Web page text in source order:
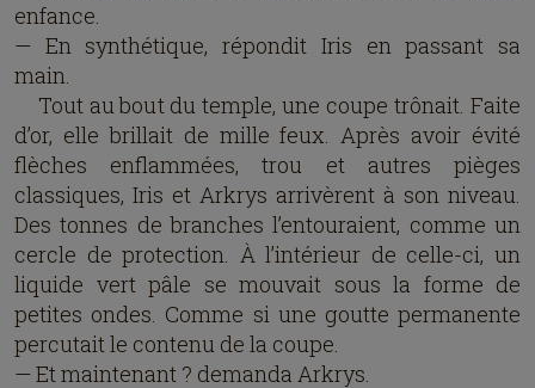
enfance.
— En synthétique, répondit Iris en passant sa
main.
Tout au bout du temple, une coupe trônait. Faite
d’or, elle brillait de mille feux. Après avoir évité
flèches enflammées, trou et autres pièges
classiques, Iris et Arkrys arrivèrent à son niveau.
Des tonnes de branches l’entouraient, comme un
cercle de protection. À l’intérieur de celle-ci, un
liquide vert pâle se mouvait sous la forme de
petites ondes. Comme si une goutte permanente
percutait le contenu de la coupe.
— Et maintenant ? demanda Arkrys.